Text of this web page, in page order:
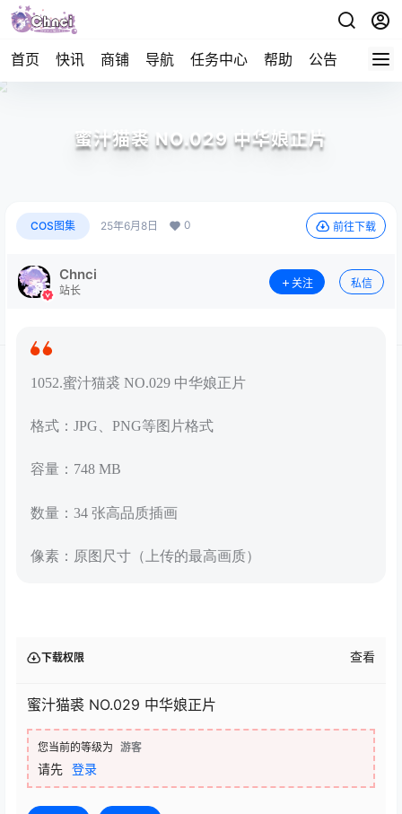
首页 快讯 商铺 导航 任务中心 帮助 公告 APP下
蜜汁猫裘 NO.029 中华娘正片
COS图集 25年6月8日 0 前往下载
Chnci
站长
关注 私信
1052.蜜汁猫裘 NO.029 中华娘正片
格式：JPG、PNG等图片格式
容量：748 MB
数量：34 张高品质插画
像素：原图尺寸（上传的最高画质）
下载权限 查看
蜜汁猫裘 NO.029 中华娘正片
您当前的等级为 游客
请先 登录